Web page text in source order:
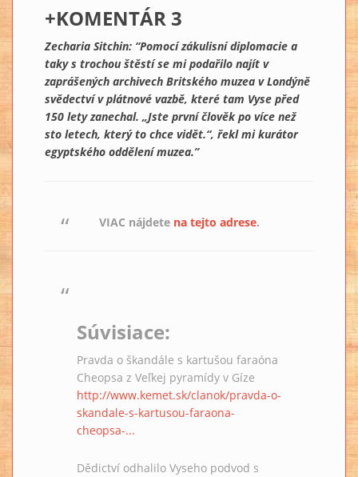
+KOMENTÁR 3
Zecharia Sitchin: “Pomocí zákulisní diplomacie a
taky s trochou štěstí se mi podařilo najít v
zaprášených archivech Britského muzea v Londýně
svědectví v plátnové vazbě, které tam Vyse před
150 lety zanechal. „Jste první člověk po více než
sto letech, který to chce vidět.“, řekl mi kurátor
egyptského oddělení muzea.”
VIAC nájdete na tejto adrese.
Súvisiace:
Pravda o škandále s kartušou faraóna
Cheopsa z Veľkej pyramídy v Gíze
http://www.kemet.sk/clanok/pravda-o-
skandale-s-kartusou-faraona-
cheopsa-...
Dědictví odhalilo Vyseho podvod s